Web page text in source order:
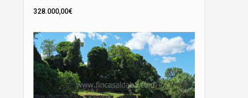
328.000,00€